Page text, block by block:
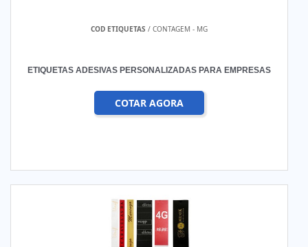
COD ETIQUETAS / CONTAGEM - MG
ETIQUETAS ADESIVAS PERSONALIZADAS PARA EMPRESAS
COTAR AGORA